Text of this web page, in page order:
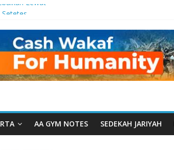
Lewat
Manfaat
dari Serua:
Yayasan
Daarut Tauhiid
Ketika
AA GYM NOTES SEDEKAH JARIYAH